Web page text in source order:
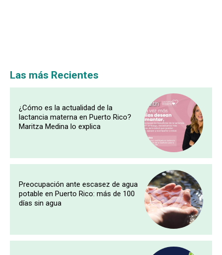
Las más Recientes
¿Cómo es la actualidad de la
lactancia materna en Puerto Rico?
Maritza Medina lo explica
Preocupación ante escasez de agua
potable en Puerto Rico: más de 100
días sin agua